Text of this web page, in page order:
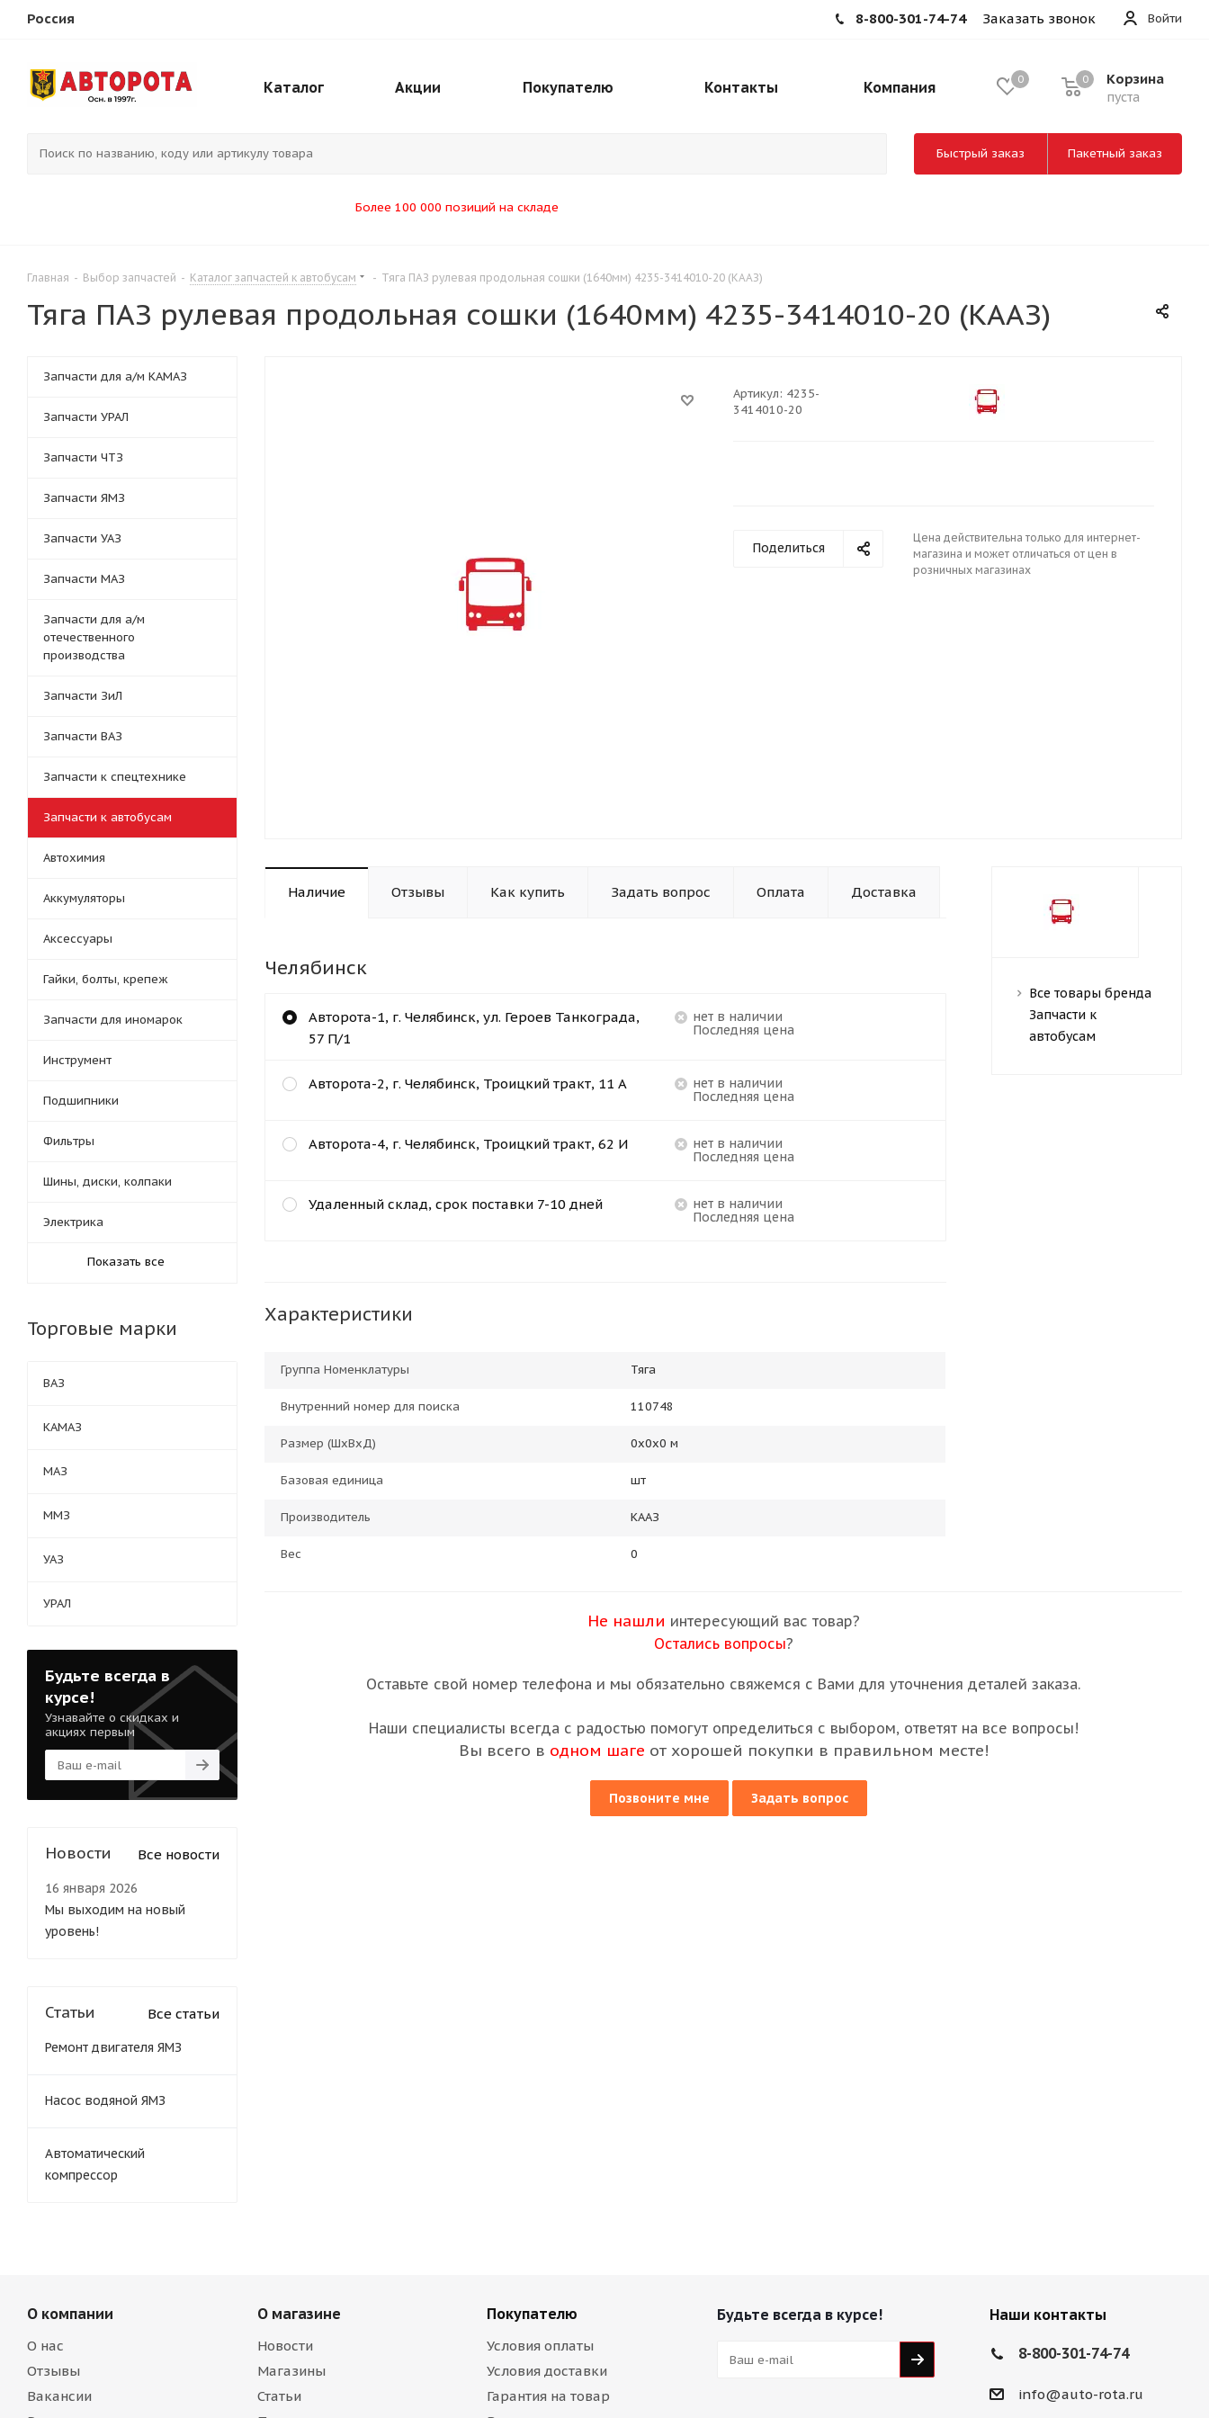
Россия Войти
8-800-301-74-74 Заказать звонок
0 Корзина
пуста
0
Каталог Акции Покупателю Контакты Компания
Более 100 000 позиций на складе
Быстрый заказ Пакетный заказ
Главная - Выбор запчастей - Каталог запчастей к автобусам - Тяга ПАЗ рулевая продольная сошки (1640мм) 4235-3414010-20 (КААЗ)
Тяга ПАЗ рулевая продольная сошки (1640мм) 4235-3414010-20 (КААЗ)
Артикул: 4235-
3414010-20
Поделиться
Цена действительна только для интернет-
магазина и может отличаться от цен в
розничных магазинах
Наличие Отзывы Как купить Задать вопрос Оплата Доставка
Челябинск
Нет в наличии
Последняя цена
Авторота-1, г. Челябинск, ул. Героев Танкограда,
57 П/1
Нет в наличии
Последняя цена
Авторота-2, г. Челябинск, Троицкий тракт, 11 А
Нет в наличии
Последняя цена
Авторота-4, г. Челябинск, Троицкий тракт, 62 И
Нет в наличии
Последняя цена
Удаленный склад, срок поставки 7-10 дней
Характеристики
Группа Номенклатуры Тяга
Внутренний номер для поиска 110748
Размер (ШхВхД) 0х0х0 м
Базовая единица шт
Производитель КААЗ
Вес 0
Все товары бренда
Запчасти к
автобусам
Не нашли интересующий вас товар?
Остались вопросы?
Оставьте свой номер телефона и мы обязательно свяжемся с Вами для уточнения деталей заказа.
Наши специалисты всегда с радостью помогут определиться с выбором, ответят на все вопросы!
Вы всего в одном шаге от хорошей покупки в правильном месте!
Позвоните мне Задать вопрос
Запчасти для а/м КАМАЗ
Запчасти УРАЛ
Запчасти ЧТЗ
Запчасти ЯМЗ
Запчасти УАЗ
Запчасти МАЗ
Запчасти для а/м
отечественного
производства
Запчасти ЗиЛ
Запчасти ВАЗ
Запчасти к спецтехнике
Запчасти к автобусам
Автохимия
Аккумуляторы
Аксессуары
Гайки, болты, крепеж
Запчасти для иномарок
Инструмент
Подшипники
Фильтры
Шины, диски, колпаки
Электрика
Показать все
Торговые марки
ВАЗ
КАМАЗ
МАЗ
ММЗ
УАЗ
УРАЛ
Будьте всегда в
курсе!
Узнавайте о скидках и
акциях первым
Новости Все новости
16 января 2026
Мы выходим на новый
уровень!
Статьи Все статьи
Ремонт двигателя ЯМЗ
Насос водяной ЯМЗ
Автоматический
компрессор
О компании
О нас
Отзывы
Вакансии
О магазине
Новости
Магазины
Статьи
Покупателю
Условия оплаты
Условия доставки
Гарантия на товар
Будьте всегда в курсе! Наши контакты
8-800-301-74-74
info@auto-rota.ru